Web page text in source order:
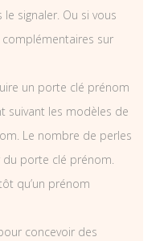
signaler. Ou si vous
sur
un porte clé prénom
suivant les modèles de
Le nombre de perles
du porte clé prénom.
qu’un prénom
concevoir des